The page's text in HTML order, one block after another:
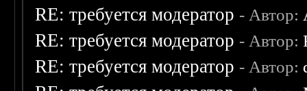
RE: требуется модератор - Автор:
RE: требуется модератор - Автор:
RE: требуется модератор - Автор: